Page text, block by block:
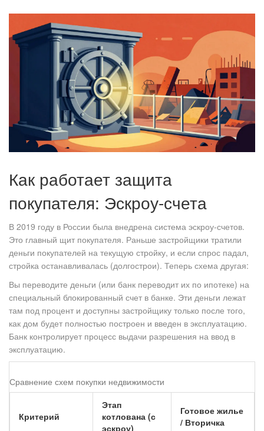
Как работает защита
покупателя: Эскроу-счета
В 2019 году в России была внедрена система эскроу-счетов.
Это главный щит покупателя. Раньше застройщики тратили
деньги покупателей на текущую стройку, и если спрос падал,
стройка останавливалась (долгострои). Теперь схема другая:
Вы переводите деньги (или банк переводит их по ипотеке) на
специальный блокированный счет в банке. Эти деньги лежат
там под процент и доступны застройщику только после того,
как дом будет полностью построен и введен в эксплуатацию.
Банк контролирует процесс выдачи разрешения на ввод в
эксплуатацию.
Сравнение схем покупки недвижимости
Критерий
Этап
котлована (с
эскроу)
Готовое жилье
/ Вторичка